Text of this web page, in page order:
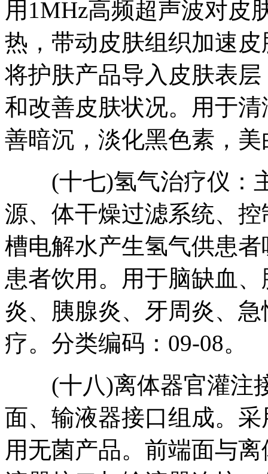
用1MHz高频超声波对皮
热，带动皮肤组织加速
将护肤产品导入皮肤表
和改善皮肤状况。用于
善暗沉，淡化黑色素，
(十七)氢气治疗仪：
源、体干燥过滤系统、
槽电解水产生氢气供患
患者饮用。用于脑缺血
炎、胰腺炎、牙周炎、
疗。分类编码：09-08。
(十八)离体器官灌注
面、输液器接口组成。
用无菌产品。前端面与